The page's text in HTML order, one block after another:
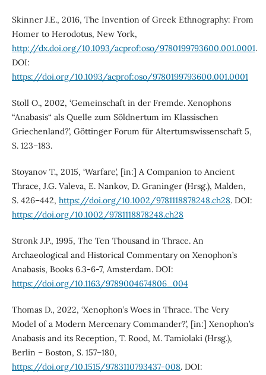
Skinner J.E., 2016, The Invention of Greek Ethnography: From
Homer to Herodotus, New York,
http://dx.doi.org/10.1093/acprof:oso/9780199793600.001.0001.
DOI:
https://doi.org/10.1093/acprof:oso/9780199793600.001.0001
Stoll O., 2002, ‘Gemeinschaft in der Fremde. Xenophons
“Anabasis“ als Quelle zum Söldnertum im Klassischen
Griechenland?’, Göttinger Forum für Altertumswissenschaft 5,
S. 123–183.
Stoyanov T., 2015, ‘Warfare’, [in:] A Companion to Ancient
Thrace, J.G. Valeva, E. Nankov, D. Graninger (Hrsg.), Malden,
S. 426–442, https://doi.org/10.1002/9781118878248.ch28. DOI:
https://doi.org/10.1002/9781118878248.ch28
Stronk J.P., 1995, The Ten Thousand in Thrace. An
Archaeological and Historical Commentary on Xenophon’s
Anabasis, Books 6.3-6-7, Amsterdam. DOI:
https://doi.org/10.1163/9789004674806_004
Thomas D., 2022, ‘Xenophon’s Woes in Thrace. The Very
Model of a Modern Mercenary Commander?’, [in:] Xenophon’s
Anabasis and its Reception, T. Rood, M. Tamiolaki (Hrsg.),
Berlin – Boston, S. 157–180,
https://doi.org/10.1515/9783110793437-008. DOI: